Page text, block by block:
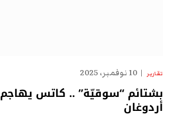
تقارير 10 نوفمبر، 2025
بشتائم “سوقيّة” .. كاتس يهاجم
أردوغان